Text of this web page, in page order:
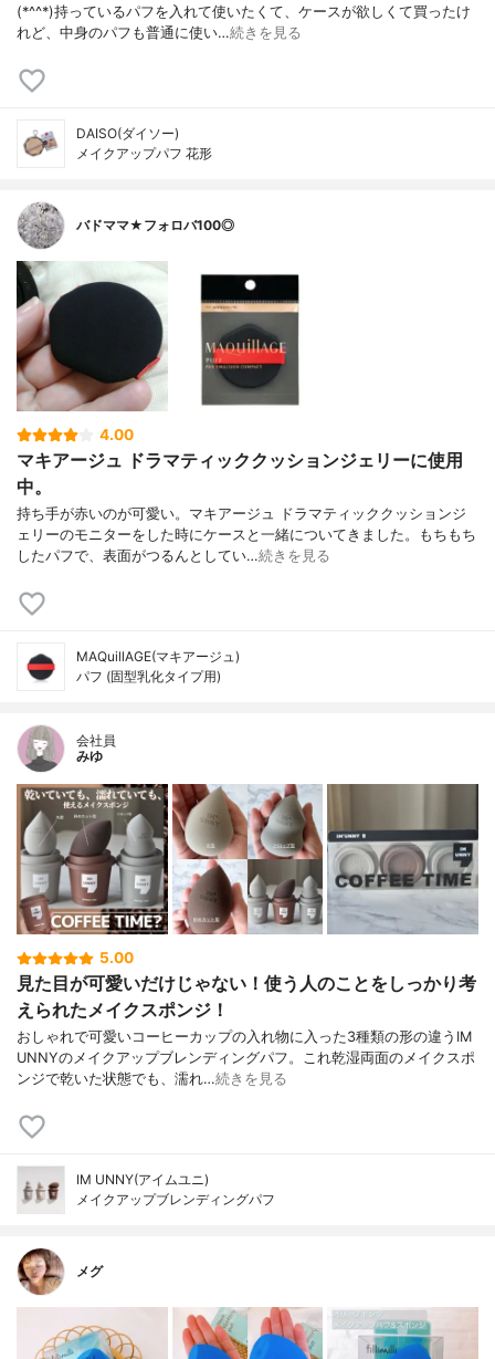
(*^^*)持っているパフを入れて使いたくて、ケースが欲しくて買ったけ
れど、中身のパフも普通に使い…続きを見る
DAISO(ダイソー)
メイクアップパフ 花形
バドママ★フォロバ100◎
4.00
マキアージュ ドラマティッククッションジェリーに使用
中。
持ち手が赤いのが可愛い。マキアージュ ドラマティッククッションジ
ェリーのモニターをした時にケースと一緒についてきました。もちもち
したパフで、表面がつるんとしてい…続きを見る
MAQuillAGE(マキアージュ)
パフ (固型乳化タイプ用)
会社員
みゆ
5.00
見た目が可愛いだけじゃない！使う人のことをしっかり考
えられたメイクスポンジ！
おしゃれで可愛いコーヒーカップの入れ物に入った3種類の形の違うIM
UNNYのメイクアップブレンディングパフ。これ乾湿両面のメイクスポ
ンジで乾いた状態でも、濡れ…続きを見る
IM UNNY(アイムユニ)
メイクアップブレンディングパフ
メグ